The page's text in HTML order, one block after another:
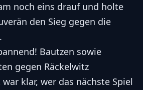
noch eins drauf und holte
den Sieg gegen die
Bautzen sowie
gegen Räckelwitz
klar, wer das nächste Spiel